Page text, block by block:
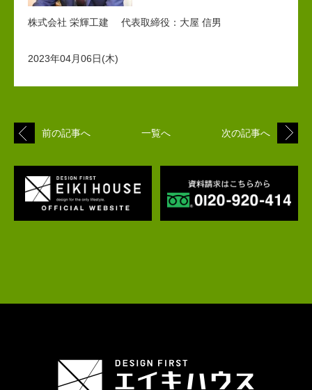
株式会社 栄輝工建 代表取締役：大屋 信男
2023年04月06日(木)
前の記事へ 一覧へ 次の記事へ